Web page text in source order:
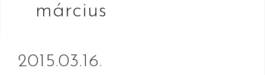
március
2015.03.16.